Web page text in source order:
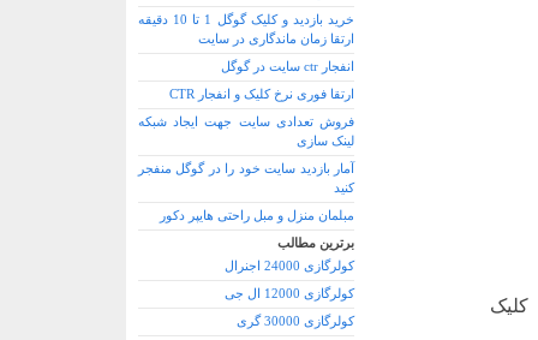
کلیک
خرید بازدید و کلیک گوگل 1 تا 10 دقیقه
ارتقا زمان ماندگاری در سایت
انفجار ctr سایت در گوگل
ارتقا فوری نرخ کلیک و انفجار CTR
فروش تعدادی سایت جهت ایجاد شبکه
لینک سازی
آمار بازدید سایت خود را در گوگل منفجر
کنید
مبلمان منزل و مبل راحتی هایپر دکور
برترین مطالب
کولرگازی 24000 اجنرال
کولرگازی 12000 ال جی
کولرگازی 30000 گری